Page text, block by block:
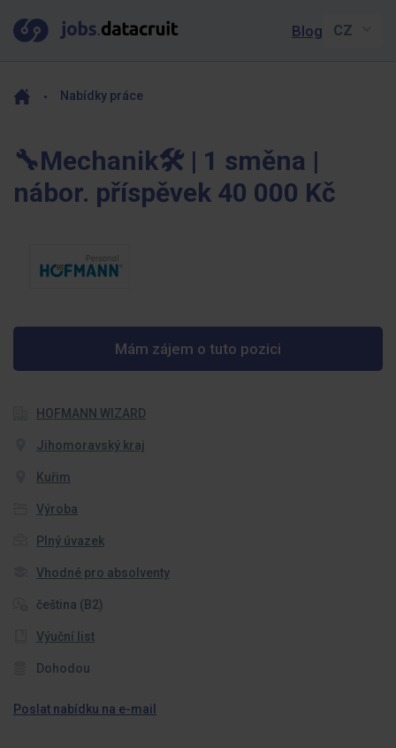
Blog
Nabídky práce
🔧Mechanik🛠️ | 1 směna |
nábor. příspěvek 40 000 Kč
Mám zájem o tuto pozici
HOFMANN WIZARD
Jihomoravský kraj
Kuřim
Výroba
Plný úvazek
Vhodné pro absolventy
čeština (B2)
Výuční list
Dohodou
Poslat nabídku na e-mail